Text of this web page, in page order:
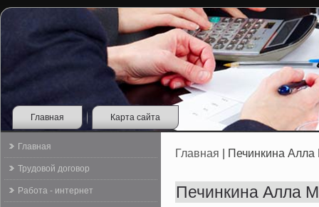
Главная Карта сайта
Главная
Трудовой договор
Работа - интернет
Главная | Печинкина
Печинкина Алла